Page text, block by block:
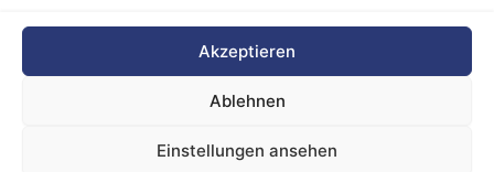
Akzeptieren
Ablehnen
Einstellungen ansehen
Barrierefreiheitserklärung
Cookie-Richtlinie (EU)
Datenschutz
Impressum